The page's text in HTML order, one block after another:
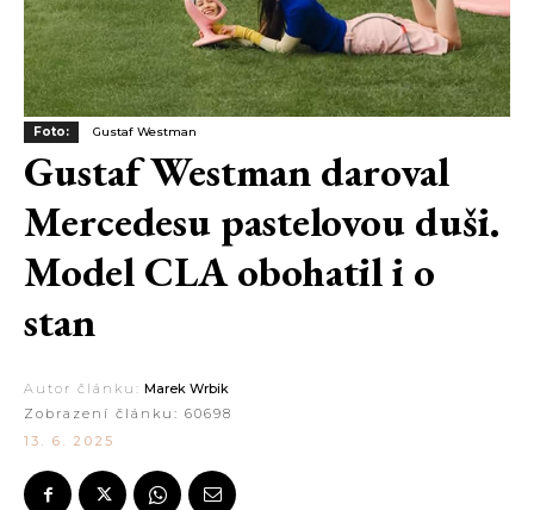
Foto: Gustaf Westman
Gustaf Westman daroval
Mercedesu pastelovou duši.
Model CLA obohatil i o
stan
Autor článku: Marek Wrbik
Zobrazení článku: 60698
13. 6. 2025